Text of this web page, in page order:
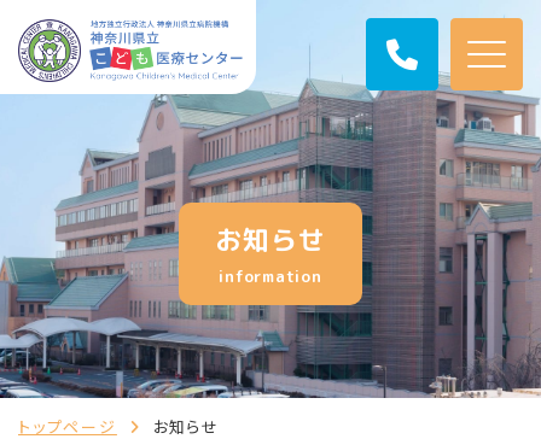
お知らせ
information
トップページ お知らせ